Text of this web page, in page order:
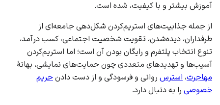
آموزش بیشتر و با کیفیت، شده است.
از جمله جذابیت‌های استریم‌کردن شکل‌دهی جامعه‌ای از
طرفداران، دیده‌شدن، تقویت شخصیت اجتماعی، کسب ‌درآمد،
تنوع انتخاب پلتفرم و رایگان بودن آن است؛ اما استریم‌کردن
آسیب‌ها و تهدیدهای متعددی چون حمایت‌های نمایشی،‌ بهانۀ
مهاجرت،‌ استرس روانی و فرسودگی و از دست‌ دادن حریم
خصوصی را به دنبال دارد.